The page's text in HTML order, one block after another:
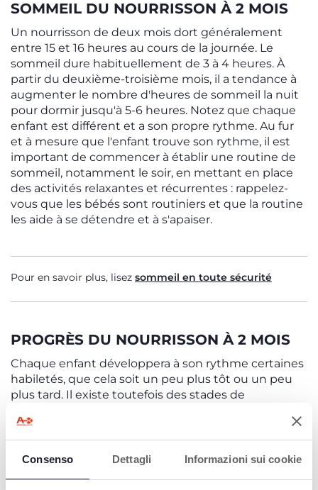
Consenso Dettagli Informazioni sui cookie
SOMMEIL DU NOURRISSON À 2 MOIS
Un nourrisson de deux mois dort généralement
entre 15 et 16 heures au cours de la journée. Le
sommeil dure habituellement de 3 à 4 heures. À
partir du deuxième-troisième mois, il a tendance à
augmenter le nombre d'heures de sommeil la nuit
pour dormir jusqu'à 5-6 heures. Notez que chaque
enfant est différent et a son propre rythme. Au fur
et à mesure que l'enfant trouve son rythme, il est
important de commencer à établir une routine de
sommeil, notamment le soir, en mettant en place
des activités relaxantes et récurrentes : rappelez-
vous que les bébés sont routiniers et que la routine
les aide à se détendre et à s'apaiser.
Pour en savoir plus, lisez sommeil en toute sécurité
PROGRÈS DU NOURRISSON À 2 MOIS
Chaque enfant développera à son rythme certaines
habiletés, que cela soit un peu plus tôt ou un peu
plus tard. Il existe toutefois des stades de
quoi s'attendre, d'une manière générale, à un
moment donné :
Il commence à sourire en réponse au sourire
d'une autre personne.